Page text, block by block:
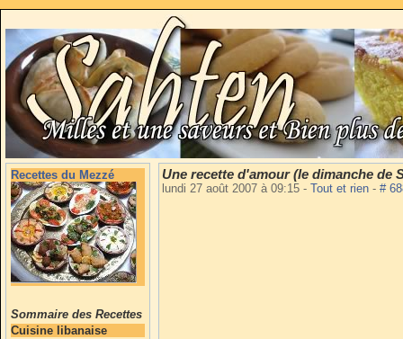
Recettes du Mezzé
Sommaire des Recettes
Cuisine libanaise
Une recette d'amour (le dimanche de
lundi 27 août 2007 à 09:15 - Tout et rien - #